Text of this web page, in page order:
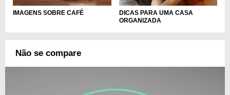
IMAGENS SOBRE CAFÉ
DICAS PARA UMA CASA
ORGANIZADA
Não se compare